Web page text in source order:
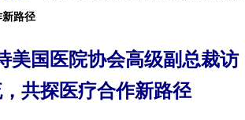
路径
美国医院协会高级副总裁访
共探医疗合作新路径